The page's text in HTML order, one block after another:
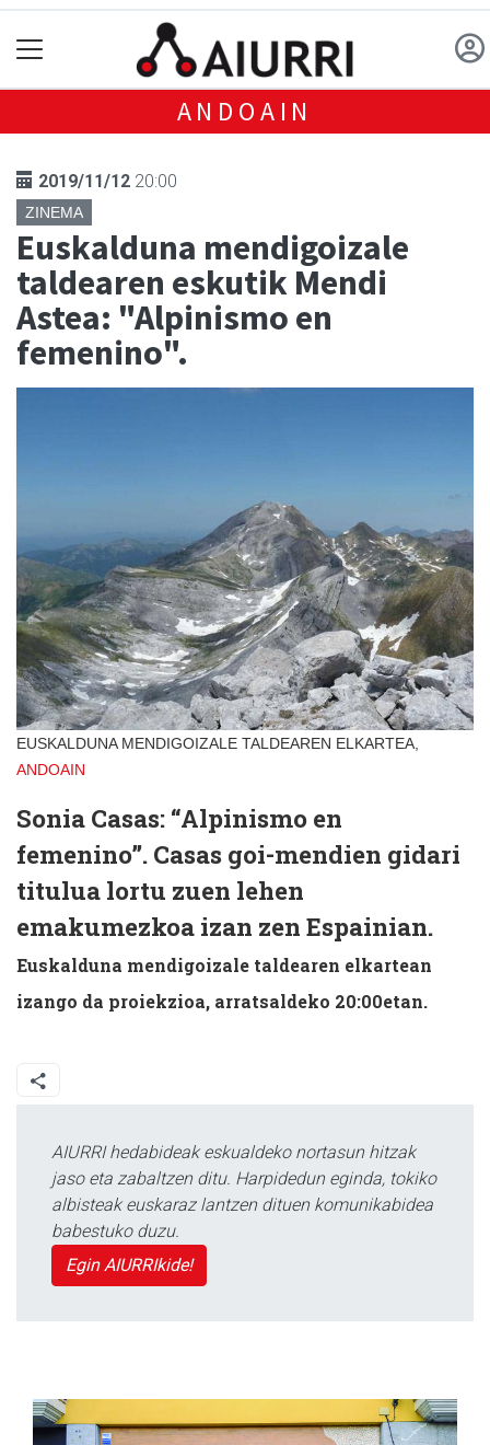
ANDOAIN
2019/11/12 20:00
ZINEMA
Euskalduna mendigoizale
taldearen eskutik Mendi
Astea: "Alpinismo en
femenino".
EUSKALDUNA MENDIGOIZALE TALDEAREN ELKARTEA,
ANDOAIN
Sonia Casas: “Alpinismo en
femenino”. Casas goi-mendien gidari
titulua lortu zuen lehen
emakumezkoa izan zen Espainian.
Euskalduna mendigoizale taldearen elkartean
izango da proiekzioa, arratsaldeko 20:00etan.
AIURRI hedabideak eskualdeko nortasun hitzak
jaso eta zabaltzen ditu. Harpidedun eginda, tokiko
albisteak euskaraz lantzen dituen komunikabidea
babestuko duzu.
Egin AIURRIkide!